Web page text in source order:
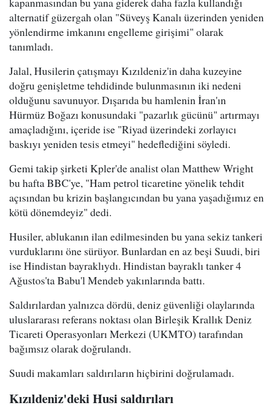
alternatif güzergah olan "Süveyş Kanalı üzerinden yeniden
yönlendirme imkanını engelleme girişimi" olarak
tanımladı.
Jalal, Husilerin çatışmayı Kızıldeniz'in daha kuzeyine
doğru genişletme tehdidinde bulunmasının iki nedeni
olduğunu savunuyor. Dışarıda bu hamlenin İran'ın
Hürmüz Boğazı konusundaki "pazarlık gücünü" artırmayı
amaçladığını, içeride ise "Riyad üzerindeki zorlayıcı
baskıyı yeniden tesis etmeyi" hedeflediğini söyledi.
Gemi takip şirketi Kpler'de analist olan Matthew Wright
bu hafta BBC'ye, "Ham petrol ticaretine yönelik tehdit
açısından bu krizin başlangıcından bu yana yaşadığımız en
kötü dönemdeyiz" dedi.
Husiler, ablukanın ilan edilmesinden bu yana sekiz tankeri
vurduklarını öne sürüyor. Bunlardan en az beşi Suudi, biri
ise Hindistan bayraklıydı. Hindistan bayraklı tanker 4
Ağustos'ta Babu'l Mendeb yakınlarında battı.
Saldırılardan yalnızca dördü, deniz güvenliği olaylarında
uluslararası referans noktası olan Birleşik Krallık Deniz
Ticareti Operasyonları Merkezi (UKMTO) tarafından
bağımsız olarak doğrulandı.
Suudi makamları saldırıların hiçbirini doğrulamadı.
Kızıldeniz'deki Husi saldırıları